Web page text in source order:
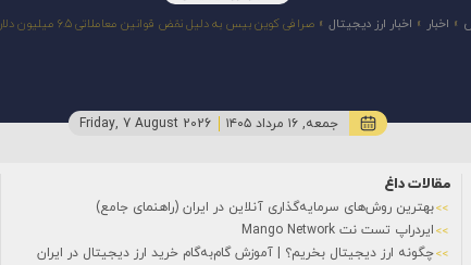
» اخبار » اخبار ارز دیجیتال » صرافی کوین بیس به دلیل نقض قوانین معاملاتی 6.5 میلیون دلار جریمه شد.
جمعه, ۱۶ مرداد ۱۴۰۵ Friday, 7 August 2026
مقالات داغ
بهترین روش‌های سرمایه‌گذاری آنلاین در ایران (راهنمای جامع)
ایردراپ تست نت Mango Network
چگونه ارز دیجیتال بخریم؟ | آموزش گام‌به‌گام خرید ارز دیجیتال در ایران